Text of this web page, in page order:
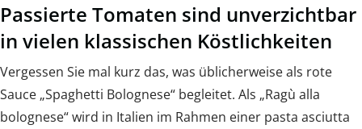
Passierte Tomaten sind unverzichtbar
in vielen klassischen Köstlichkeiten
Vergessen Sie mal kurz das, was üblicherweise als rote
Sauce „Spaghetti Bolognese“ begleitet. Als „Ragù alla
bolognese“ wird in Italien im Rahmen einer pasta asciutta